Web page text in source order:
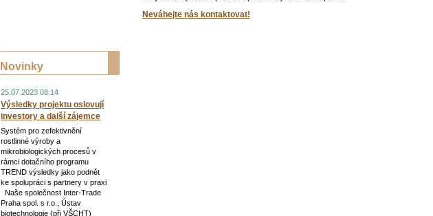
Neváhejte nás kontaktovat!
Novinky
25.07.2023 08:14
Výsledky projektu oslovují
investory a další zájemce
Systém pro zefektivnění
rostlinné výroby a
mikrobiologických procesů v
rámci dotačního programu
TREND výsledky jako podnět
ke spolupráci s partnery v praxi
Naše společnost Inter-Trade
Praha spol. s r.o., Ústav
biotechnologie (při VŠCHT)